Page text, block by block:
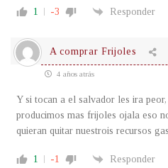
1 -3 Responder
A comprar Frijoles
4 años atrás
Y si tocan a el salvador les ira
producimos mas frijoles ojala eso
quieran quitar nuestrois recursos
1 -1 Responder